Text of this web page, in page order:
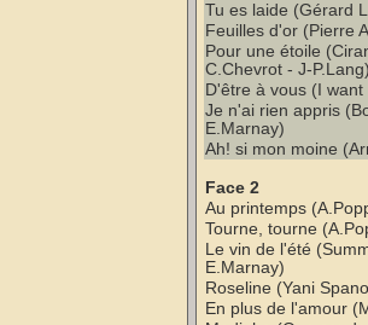
Tu es laide (Gérard
Feuilles d'or (Pierre
Pour une étoile
C.Chevrot - J-
D'être à vous (I
Je n'ai rien appris
E.Marnay)
Ah! si mon moine
Face 2
Au printemps
Tourne, tourne
Le vin de l'été
E.Marnay)
Roseline (Yani
En plus de l'amour